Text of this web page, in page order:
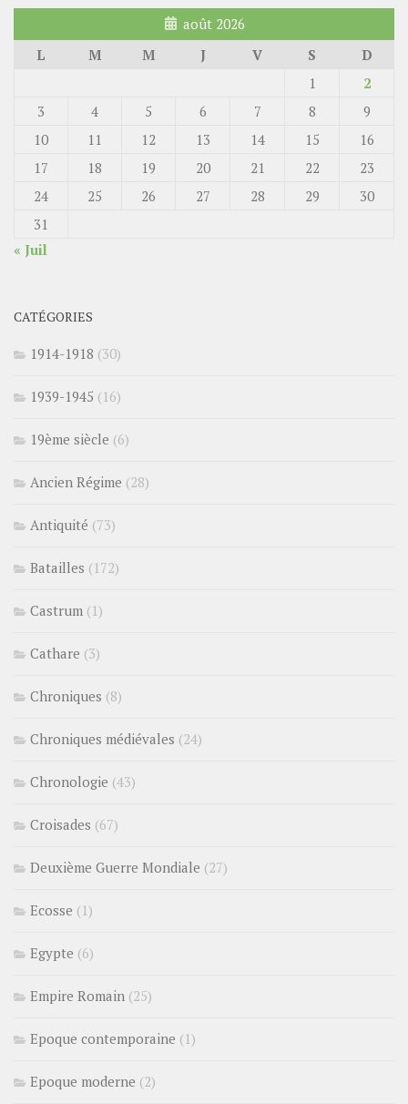
août 2026
L
M M J V S
D
1
2
3
4 5 6 7 8
9
10
11 12 13 14 15
16
17
18 19 20 21 22
23
24
25 26 27 28 29
30
31
« Juil
CATÉGORIES
1914-1918 (30)
1939-1945 (16)
19ème siècle (6)
Ancien Régime (28)
Antiquité (73)
Batailles (172)
Castrum (1)
Cathare (3)
Chroniques (8)
Chroniques médiévales (24)
Chronologie (43)
Croisades (67)
Deuxième Guerre Mondiale (27)
Ecosse (1)
Egypte (6)
Empire Romain (25)
Epoque contemporaine (1)
Epoque moderne (2)